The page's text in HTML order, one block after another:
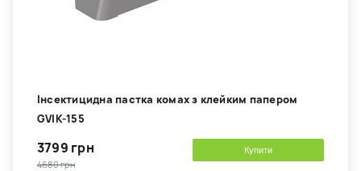
Інсектицидна пастка комах з клейким папером
GVIK-155
3799 грн
4680 грн
Купити